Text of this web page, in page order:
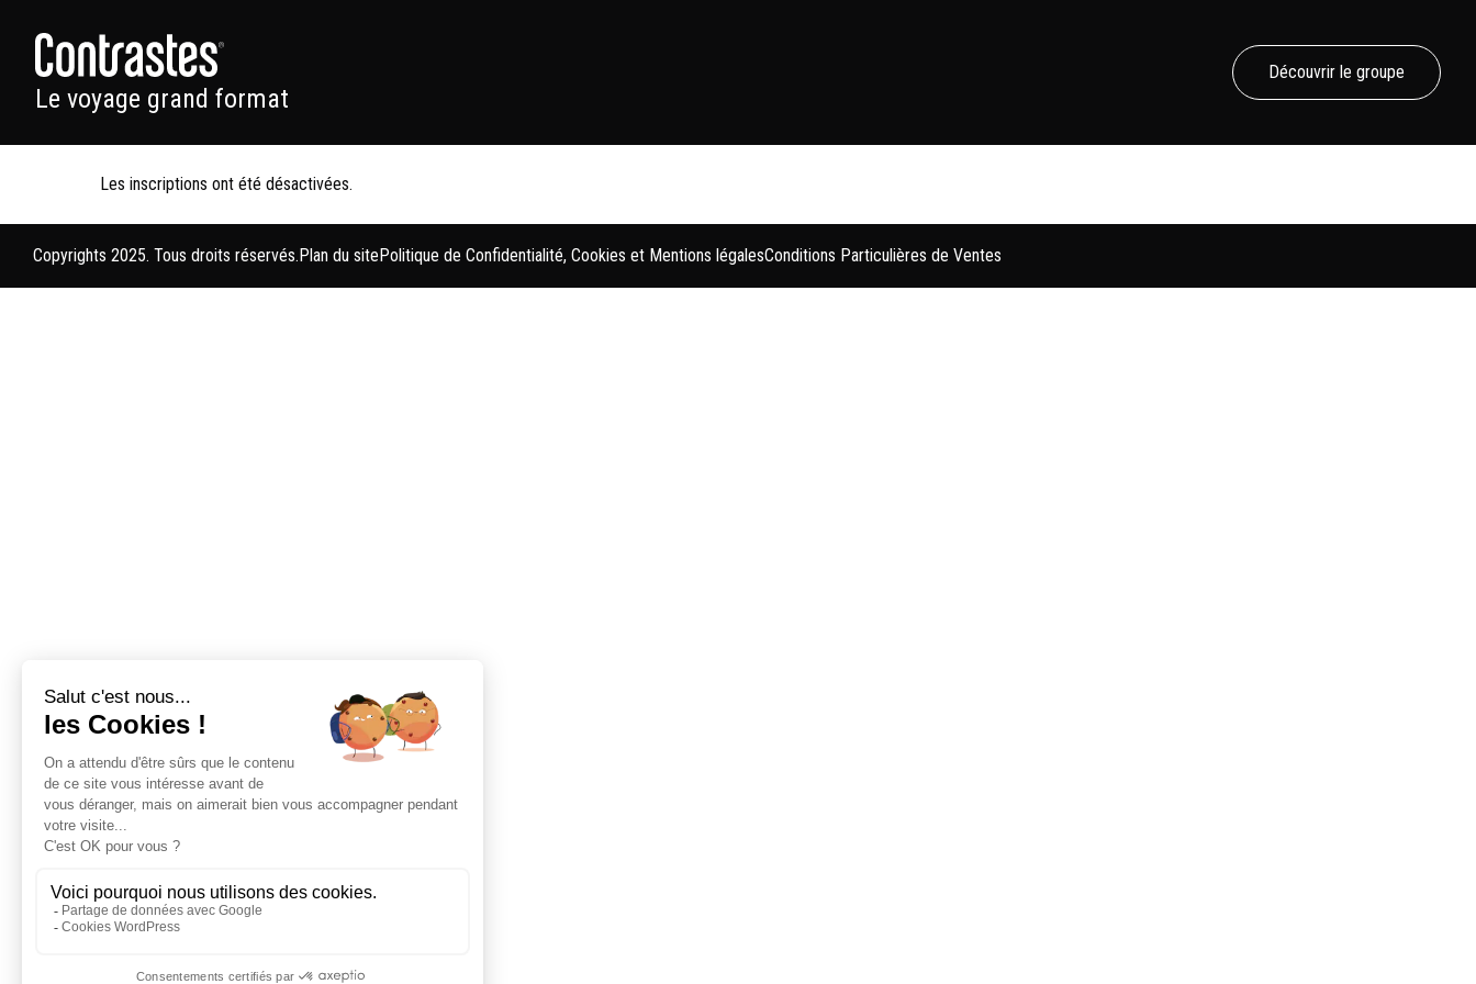
Le voyage grand format
Découvrir le groupe
Les inscriptions ont été désactivées.
Copyrights 2025. Tous droits réservés.Plan du sitePolitique de Confidentialité, Cookies et Mentions légalesConditions Particulières de Ventes